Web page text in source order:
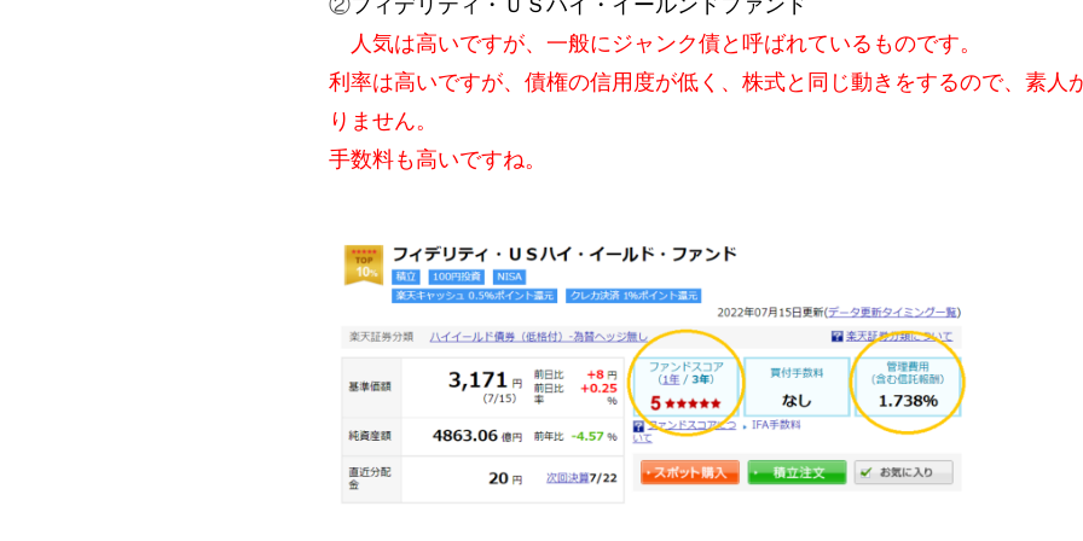
人気は高いですが、一般にジャンク債と呼ばれているものです。
利率は高いですが、債権の信用度が低く、 株式と同じ動きをするので、素人
りません。
手数料も高いですね。